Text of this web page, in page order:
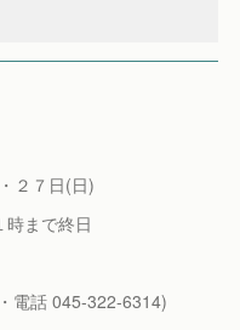
２７日(日)
まで終日
話 045-322-6314)